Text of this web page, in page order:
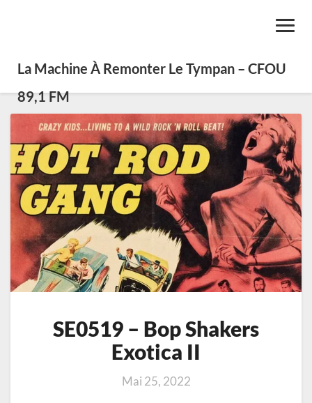
Toggle
La Machine À Remonter Le Tympan – CFOU
89,1 FM
SE0519
–
Bop
Shakers
Exotica
II
SE0519 – Bop Shakers
Exotica II
Mai 25, 2022